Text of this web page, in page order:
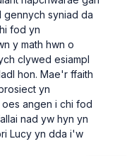
syniad da
fod yn
y math hwn o
clywed esiampl
hon. Mae'r ffaith
yn
angen i chi fod
nad yw hyn yn
Lucy yn dda i'w